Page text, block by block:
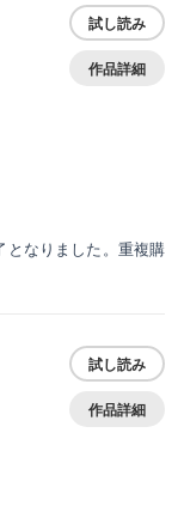
試し読み
作品詳細
となりました。重複購
試し読み
作品詳細